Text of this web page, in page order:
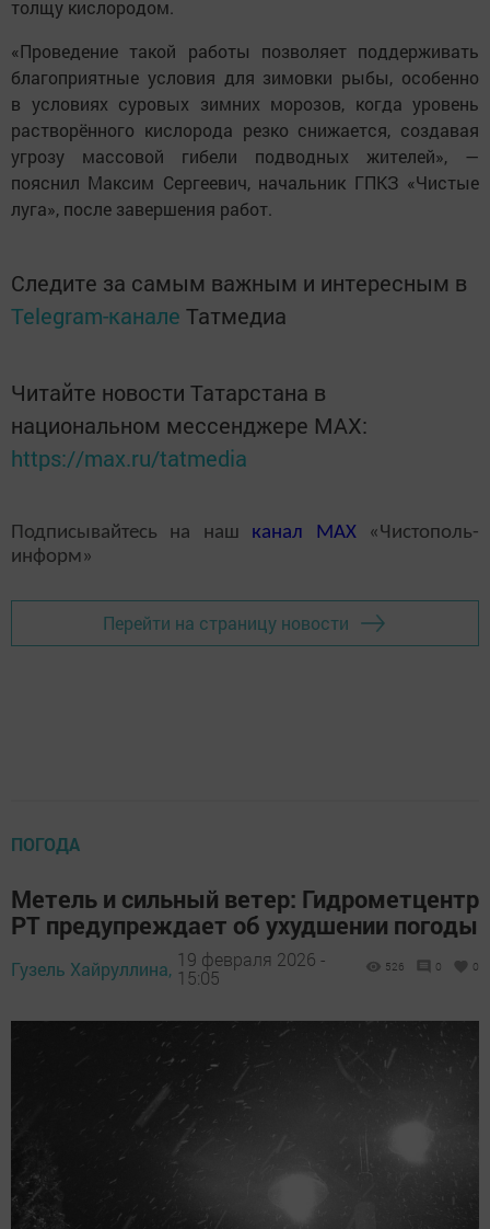
толщу кислородом.
«Проведение такой работы позволяет поддерживать
благоприятные условия для зимовки рыбы, особенно
в условиях суровых зимних морозов, когда уровень
растворённого кислорода резко снижается, создавая
угрозу массовой гибели подводных жителей», —
пояснил Максим Сергеевич, начальник ГПКЗ «Чистые
луга», после завершения работ.
Следите за самым важным и интересным в
Telegram-канале Татмедиа
Читайте новости Татарстана в
национальном мессенджере MАХ:
https://max.ru/tatmedia
Подписывайтесь на наш канал MAX«Чистополь-
информ»
Перейти на страницу новости
ПОГОДА
Метель и сильный ветер: Гидрометцентр
РТ предупреждает об ухудшении погоды
Гузель Хайруллина, 19 февраля 2026 -
15:05
526 0 0